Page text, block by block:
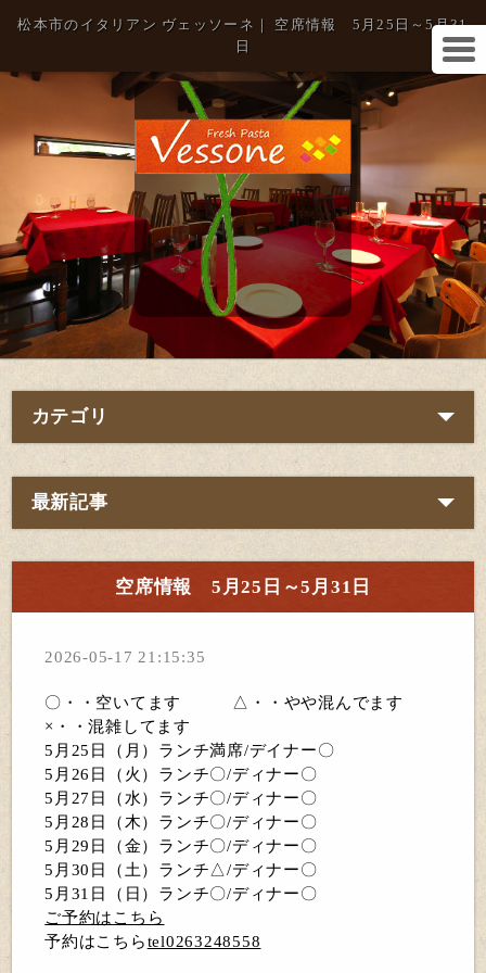
松本市のイタリアン ヴェッソーネ｜ 空席情報 5月25日～5月31
日
カテゴリ
最新記事
空席情報 5月25日～5月31日
2026-05-17 21:15:35
〇・・空いてます △・・やや混んでます
×・・混雑してます
5月25日（月）ランチ満席/デイナー〇
5月26日（火）ランチ〇/ディナー〇
5月27日（水）ランチ〇/ディナー〇
5月28日（木）ランチ〇/ディナー〇
5月29日（金）ランチ〇/ディナー〇
5月30日（土）ランチ△/ディナー〇
5月31日（日）ランチ〇/ディナー〇
ご予約はこちら
予約はこちらtel0263248558